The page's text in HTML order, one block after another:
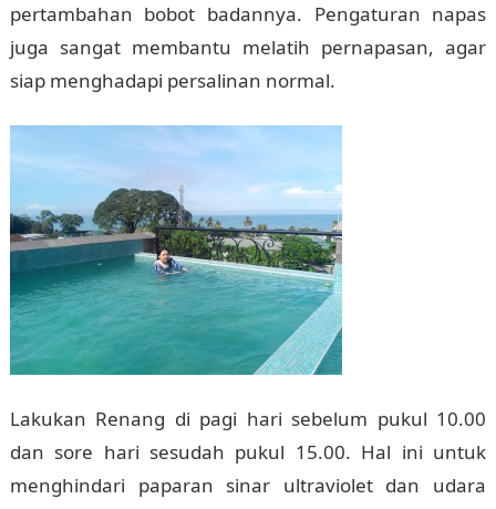
pertambahan bobot badannya. Pengaturan napas
juga sangat membantu melatih pernapasan, agar
siap menghadapi persalinan normal.
Lakukan Renang di pagi hari sebelum pukul 10.00
dan sore hari sesudah pukul 15.00. Hal ini untuk
menghindari paparan sinar ultraviolet dan udara